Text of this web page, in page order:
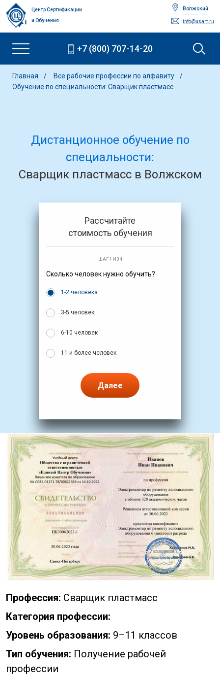
Центр Сертификации
и Обучения
Волжский
info@usart.ru
+7 (800) 707-14-20
Главная
Все рабочие профессии по алфавиту
Обучение по специальности: Сварщик пластмасс
Дистанционное обучение по
специальности:
Сварщик пластмасс в Волжском
Рассчитайте
стоимость обучения
ШАГ 1 ИЗ 4
Сколько человек нужно обучить?
1-2 человека
3-5 человек
6-10 человек
11 и более человек
Далее
Профессия: Сварщик пластмасс
Категория профессии:
Уровень образования: 9–11 классов
Тип обучения: Получение рабочей
профессии